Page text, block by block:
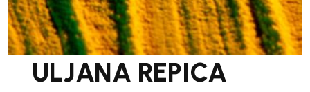
ULJANA REPICA